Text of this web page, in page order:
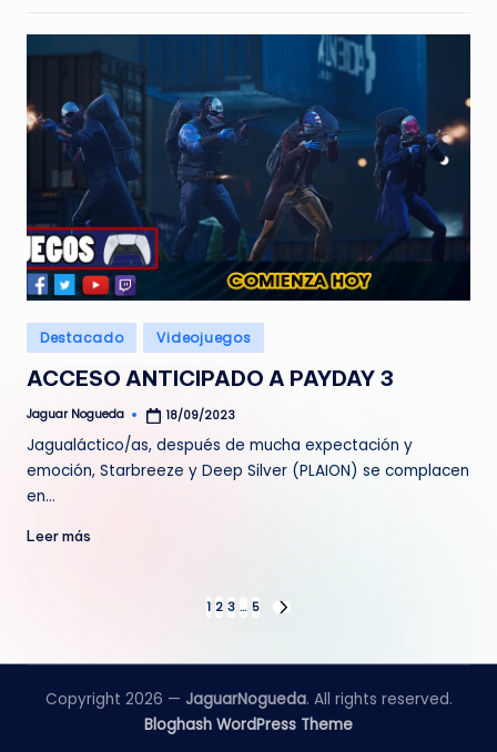
Publicado
en
Destacado Videojuegos
ACCESO ANTICIPADO A PAYDAY 3
Publicado
Jaguar Nogueda 18/09/2023
Jagualáctico/as, después de mucha expectación y
emoción, Starbreeze y Deep Silver (PLAION) se complacen
en…
Leer más
Paginación
de
entradas
1 2 3 … 5
SIGUIENTE
Copyright 2026 — JaguarNogueda. All rights reserved.
Bloghash WordPress Theme